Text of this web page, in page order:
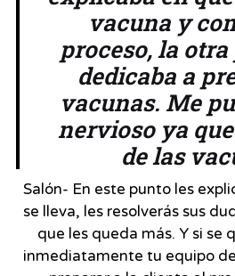
vacuna y
proceso, la
dedicaba a
vacunas. Me
nervioso ya
de las
Salón- En este punto les
se lleva, les resolverás sus
que les queda más. Y si se
inmediatamente tu equipo